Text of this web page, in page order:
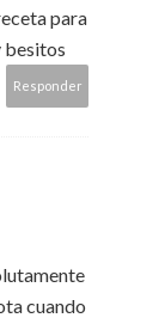
para
besitos
Responder
cuando